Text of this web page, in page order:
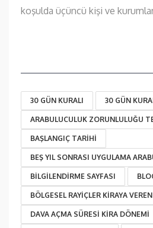
koşulda üçüncü kişi ve
30 GÜN KURALI 30 GÜN
ARABULUCULUK ZORUNLULUĞU
BAŞLANGIÇ TARIHI
BEŞ YIL SONRASI UYGULAMA
BILGILENDIRME SAYFASI
BÖLGESEL RAYIÇLER KIRAYA VEREN
DAVA AÇMA SÜRESI KIRA DÖNEMI